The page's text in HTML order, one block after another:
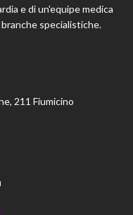
e di un'equipe medica
specialistiche.
211 Fiumicino